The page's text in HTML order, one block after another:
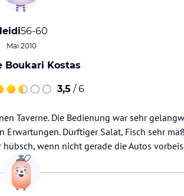
56-60
Mai 2010
Boukari Kostas
3,5 / 6
Taverne. Die Bedienung war sehr
Erwartungen. Dürftiger Salat, Fisch sehr
wenn nicht gerade die Autos